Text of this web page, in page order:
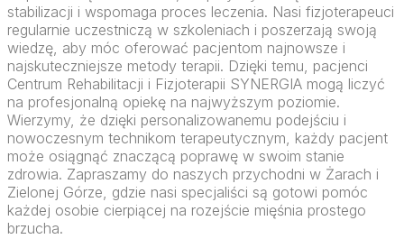
stabilizacji i wspomaga proces leczenia. Nasi fizjoterapeuci
regularnie uczestniczą w szkoleniach i poszerzają swoją
wiedzę, aby móc oferować pacjentom najnowsze i
najskuteczniejsze metody terapii. Dzięki temu, pacjenci
Centrum Rehabilitacji i Fizjoterapii SYNERGIA mogą liczyć
na profesjonalną opiekę na najwyższym poziomie.
Wierzymy, że dzięki personalizowanemu podejściu i
nowoczesnym technikom terapeutycznym, każdy pacjent
może osiągnąć znaczącą poprawę w swoim stanie
zdrowia. Zapraszamy do naszych przychodni w Żarach i
Zielonej Górze, gdzie nasi specjaliści są gotowi pomóc
każdej osobie cierpiącej na rozejście mięśnia prostego
brzucha.